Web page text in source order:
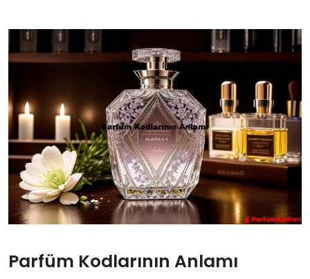
Parfüm Kodlarının Anlamı